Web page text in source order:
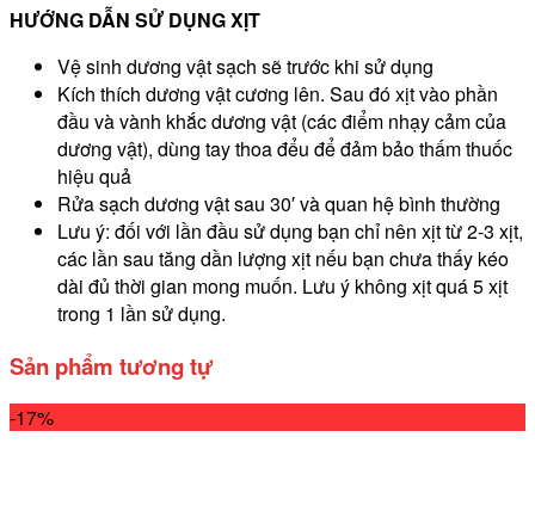
HƯỚNG DẪN SỬ DỤNG XỊT
Vệ sinh dương vật sạch sẽ trước khi sử dụng
Kích thích dương vật cương lên. Sau đó xịt vào phần
đầu và vành khắc dương vật (các điểm nhạy cảm của
dương vật), dùng tay thoa đểu để đảm bảo thấm thuốc
hiệu quả
Rửa sạch dương vật sau 30′ và quan hệ bình thường
Lưu ý: đối với lần đầu sử dụng bạn chỉ nên xịt từ 2-3 xịt,
các lần sau tăng dần lượng xịt nếu bạn chưa thấy kéo
dài đủ thời gian mong muốn. Lưu ý không xịt quá 5 xịt
trong 1 lần sử dụng.
Sản phẩm tương tự
-17%